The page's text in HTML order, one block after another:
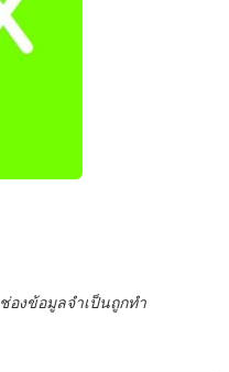
ช่องข้อมูลจำเป็นถูกทำ